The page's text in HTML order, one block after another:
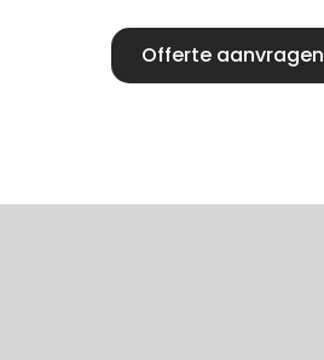
Offerte aanvragen